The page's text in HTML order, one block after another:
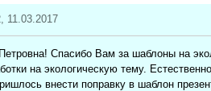
11.03.2017
Спасибо Вам за шаблоны на
на экологическую тему.
внести поправку в шаблон